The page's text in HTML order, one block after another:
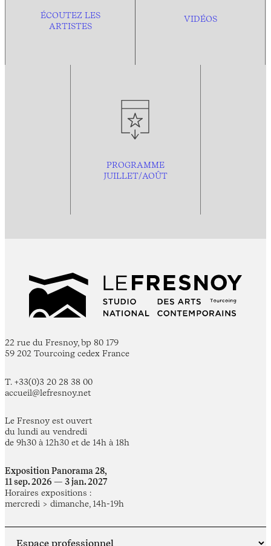
ÉCOUTEZ LES
ARTISTES
VIDÉOS
PROGRAMME
JUILLET/AOÛT
22 rue du Fresnoy, bp 80 179
59 202 Tourcoing cedex France
T. +33(0)3 20 28 38 00
accueil@lefresnoy.net
Le Fresnoy est ouvert
du lundi au vendredi
de 9h30 à 12h30 et de 14h à 18h
Exposition Panorama 28,
11 sep. 2026 — 3 jan. 2027
Horaires expositions :
mercredi > dimanche, 14h-19h